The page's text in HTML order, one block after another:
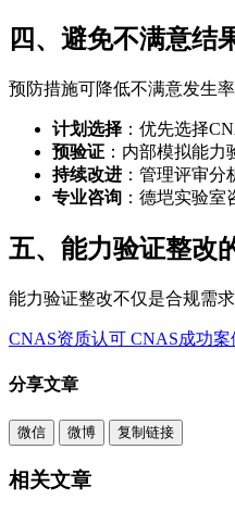
四、避免不满意结
预防措施可降低不满意发生
计划选择 ：优先选择
预验证 ：内部模拟能力
持续改进 ：管理评审
专业咨询 ：德垲实验室
五、能力验证整改
能力验证整改不仅是合规需
CNAS资质认可 CNAS成功案
分享文章
微信 微博 复制链接
相关文章